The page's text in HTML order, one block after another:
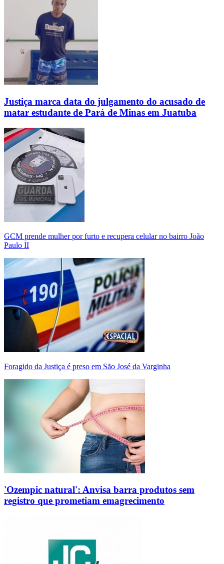
Justiça marca data do julgamento do acusado de
matar estudante de Pará de Minas em Juatuba
GCM prende mulher por furto e recupera celular no bairro João
Paulo II
Foragido da Justiça é preso em São José da Varginha
'Ozempic natural': Anvisa barra produtos sem
registro que prometiam emagrecimento